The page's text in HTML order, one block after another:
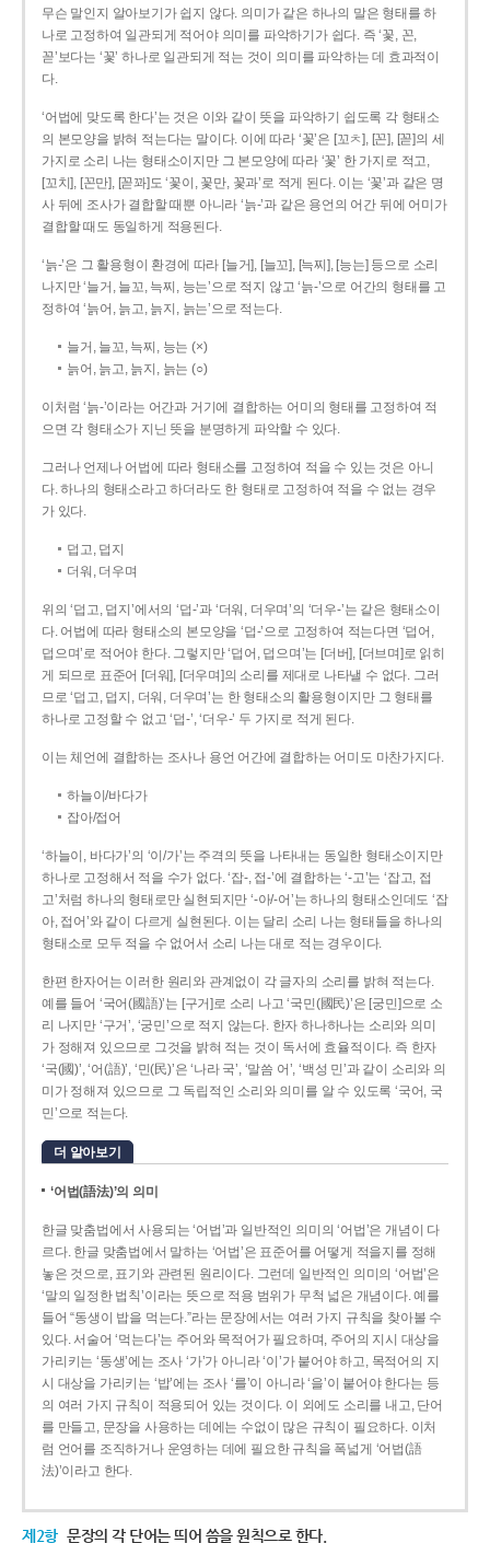
무슨 말인지 알아보기가 쉽지 않다. 의미가 같은 하나의 말은 형태를 하
나로 고정하여 일관되게 적어야 의미를 파악하기가 쉽다. 즉 ‘꽃, 꼰,
꼳’보다는 ‘꽃’ 하나로 일관되게 적는 것이 의미를 파악하는 데 효과적이
다.
‘어법에 맞도록 한다’는 것은 이와 같이 뜻을 파악하기 쉽도록 각 형태소
의 본모양을 밝혀 적는다는 말이다. 이에 따라 ‘꽃’은 [꼬ㅊ], [꼰], [꼳]의 세
가지로 소리 나는 형태소이지만 그 본모양에 따라 ‘꽃’ 한 가지로 적고,
[꼬치], [꼰만], [꼳꽈]도 ‘꽃이, 꽃만, 꽃과’로 적게 된다. 이는 ‘꽃’과 같은 명
사 뒤에 조사가 결합할 때뿐 아니라 ‘늙-’과 같은 용언의 어간 뒤에 어미가
결합할 때도 동일하게 적용된다.
‘늙-’은 그 활용형이 환경에 따라 [늘거], [늘꼬], [늑찌], [능는] 등으로 소리
나지만 ‘늘거, 늘꼬, 늑찌, 능는’으로 적지 않고 ‘늙-’으로 어간의 형태를 고
정하여 ‘늙어, 늙고, 늙지, 늙는’으로 적는다.
늘거, 늘꼬, 늑찌, 능는 (×)
늙어, 늙고, 늙지, 늙는 (○)
이처럼 ‘늙-­’이라는 어간과 거기에 결합하는 어미의 형태를 고정하여 적
으면 각 형태소가 지닌 뜻을 분명하게 파악할 수 있다.
그러나 언제나 어법에 따라 형태소를 고정하여 적을 수 있는 것은 아니
다. 하나의 형태소라고 하더라도 한 형태로 고정하여 적을 수 없는 경우
가 있다.
덥고, 덥지
더워, 더우며
위의 ‘덥고, 덥지’에서의 ‘덥-­’과 ‘더워, 더우며’의 ‘더우-­’는 같은 형태소이
다. 어법에 따라 형태소의 본모양을 ‘덥-­’으로 고정하여 적는다면 ‘덥어,
덥으며’로 적어야 한다. 그렇지만 ‘덥어, 덥으며’는 [더버], [더브며]로 읽히
게 되므로 표준어 [더워], [더우며]의 소리를 제대로 나타낼 수 없다. 그러
므로 ‘덥고, 덥지, 더워, 더우며’는 한 형태소의 활용형이지만 그 형태를
하나로 고정할 수 없고 ‘덥-’, ‘더우-’ 두 가지로 적게 된다.
이는 체언에 결합하는 조사나 용언 어간에 결합하는 어미도 마찬가지다.
하늘이/바다가
잡아/접어
‘하늘이, 바다가’의 ‘이/가’는 주격의 뜻을 나타내는 동일한 형태소이지만
하나로 고정해서 적을 수가 없다. ‘잡-, 접-’에 결합하는 ‘-고’는 ‘잡고, 접
고’처럼 하나의 형태로만 실현되지만 ‘-아/-어’는 하나의 형태소인데도 ‘잡
아, 접어’와 같이 다르게 실현된다. 이는 달리 소리 나는 형태들을 하나의
형태소로 모두 적을 수 없어서 소리 나는 대로 적는 경우이다.
한편 한자어는 이러한 원리와 관계없이 각 글자의 소리를 밝혀 적는다.
예를 들어 ‘국어(國語)’는 [구거]로 소리 나고 ‘국민(國民)’은 [궁민]으로 소
리 나지만 ‘구거’, ‘궁민’으로 적지 않는다. 한자 하나하나는 소리와 의미
가 정해져 있으므로 그것을 밝혀 적는 것이 독서에 효율적이다. 즉 한자
‘국(國)’, ‘어(語)’, ‘민(民)’은 ‘나라 국’, ‘말씀 어’, ‘백성 민’과 같이 소리와 의
미가 정해져 있으므로 그 독립적인 소리와 의미를 알 수 있도록 ‘국어, 국
민’으로 적는다.
더 알아보기
‘어법(語法)’의 의미
한글 맞춤법에서 사용되는 ‘어법’과 일반적인 의미의 ‘어법’은 개념이 다
르다. 한글 맞춤법에서 말하는 ‘어법’은 표준어를 어떻게 적을지를 정해
놓은 것으로, 표기와 관련된 원리이다. 그런데 일반적인 의미의 ‘어법’은
‘말의 일정한 법칙’이라는 뜻으로 적용 범위가 무척 넓은 개념이다. 예를
들어 “동생이 밥을 먹는다.”라는 문장에서는 여러 가지 규칙을 찾아볼 수
있다. 서술어 ‘먹는다’는 주어와 목적어가 필요하며, 주어의 지시 대상을
가리키는 ‘동생’에는 조사 ‘가’가 아니라 ‘이’가 붙어야 하고, 목적어의 지
시 대상을 가리키는 ‘밥’에는 조사 ‘를’이 아니라 ‘을’이 붙어야 한다는 등
의 여러 가지 규칙이 적용되어 있는 것이다. 이 외에도 소리를 내고, 단어
를 만들고, 문장을 사용하는 데에는 수없이 많은 규칙이 필요하다. 이처
럼 언어를 조직하거나 운영하는 데에 필요한 규칙을 폭넓게 ‘어법(語
法)’이라고 한다.
제2항 문장의 각 단어는 띄어 씀을 원칙으로 한다.